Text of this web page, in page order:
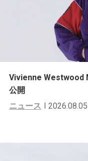
Vivienne Westwood
公開
ニュース
2026.08.05